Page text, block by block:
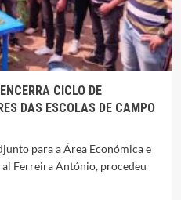
CICLO DE
DAS ESCOLAS DE CAMPO
para a Área Económica e
Ferreira António, procedeu